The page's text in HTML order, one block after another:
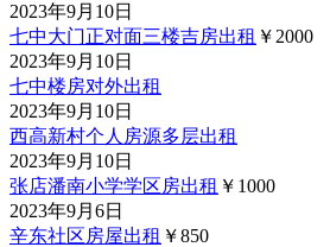
2023年9月10日
七中大门正对面三楼吉房出租 ￥2000
2023年9月10日
七中楼房对外出租
2023年9月10日
西高新村个人房源多层出租
2023年9月10日
张店潘南小学学区房出租 ￥1000
2023年9月6日
辛东社区房屋出租 ￥850